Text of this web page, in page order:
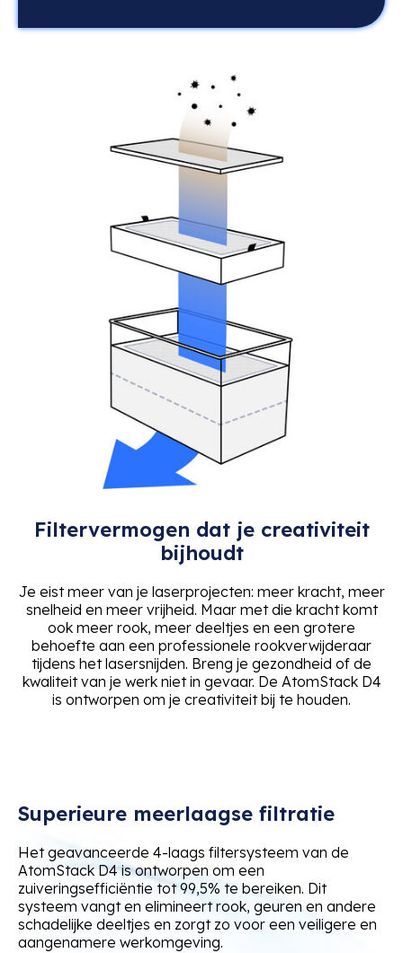
Filtervermogen dat je creativiteit
bijhoudt
Je eist meer van je laserprojecten: meer kracht, meer
snelheid en meer vrijheid. Maar met die kracht komt
ook meer rook, meer deeltjes en een grotere
behoefte aan een professionele rookverwijderaar
tijdens het lasersnijden. Breng je gezondheid of de
kwaliteit van je werk niet in gevaar. De AtomStack D4
is ontworpen om je creativiteit bij te houden.
Superieure meerlaagse filtratie
Het geavanceerde 4-laags filtersysteem van de
AtomStack D4 is ontworpen om een
zuiveringsefficiëntie tot 99,5% te bereiken. Dit
systeem vangt en elimineert rook, geuren en andere
schadelijke deeltjes en zorgt zo voor een veiligere en
aangenamere werkomgeving.